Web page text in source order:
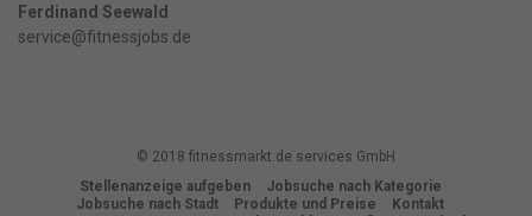
Ferdinand Seewald
service@fitnessjobs.de
© 2018 fitnessmarkt.de services GmbH
Stellenanzeige aufgeben
Jobsuche nach Kategorie
Jobsuche nach Stadt
Produkte und Preise
Kontakt